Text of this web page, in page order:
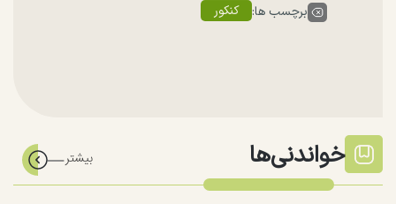
برچسب ها: کنکور
خواندنی‌ها